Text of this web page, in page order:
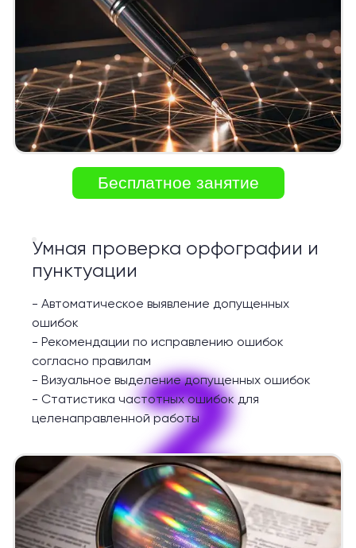
Бесплатное занятие
2
Умная проверка орфографии и
пунктуации
- Автоматическое выявление допущенных
ошибок
- Рекомендации по исправлению ошибок
согласно правилам
- Визуальное выделение допущенных ошибок
- Статистика частотных ошибок для
целенаправленной работы